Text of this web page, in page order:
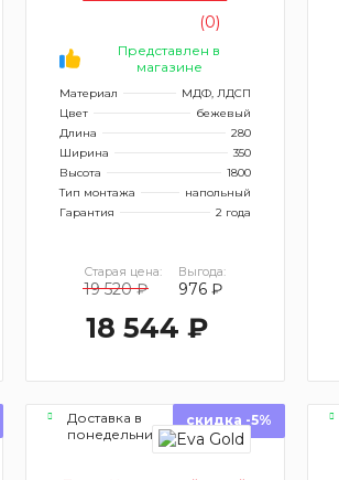
(0)
Представлен в
магазине
Материал
МДФ, ЛДСП
Цвет
бежевый
Длина
280
Ширина
350
Высота
1800
Тип монтажа
напольный
Гарантия
2 года
Старая цена:
19 520 ₽
Выгода:
976 ₽
18 544 ₽
Доставка в
понедельник
скидка -5%